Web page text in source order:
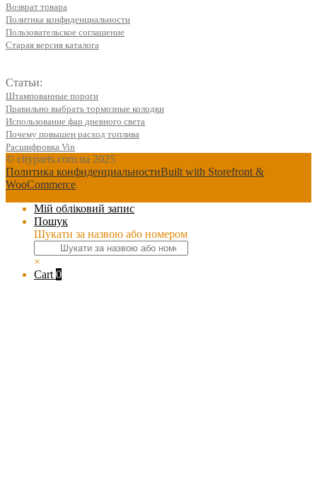
Возврат товара
Политика конфиденциальности
Пользовательское соглашение
Старая версия каталога
Статьи:
Штампованные пороги
Правильно выбрать тормозные колодки
Использование фар дневного света
Почему повышен расход топлива
Расшифровка Vin
© cityparts.com.ua 2025
Политика конфиденциальностиBuilt with Storefront &
WooCommerce.
Мій обліковий запис
Пошук
Шукати за назвою або номером
×
Cart 0